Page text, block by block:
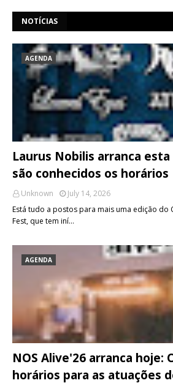
NOTÍCIAS
AGENDA
Laurus Nobilis arranca
são conhecidos os horários
Unknown
July 14, 2026
Está tudo a postos para mais uma edição do
Fest, que tem iní…
AGENDA
NOS Alive'26 arranca hoje:
horários para as atuações